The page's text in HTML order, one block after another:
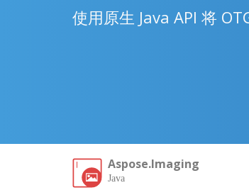
使用原生 Java API 将
Aspose.Imaging
Java